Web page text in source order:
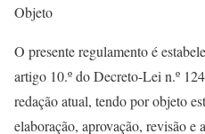
Objeto
O presente regulamento é
artigo 10.º do Decreto-Lei n.º
redação atual, tendo por objeto
elaboração, aprovação, revisão